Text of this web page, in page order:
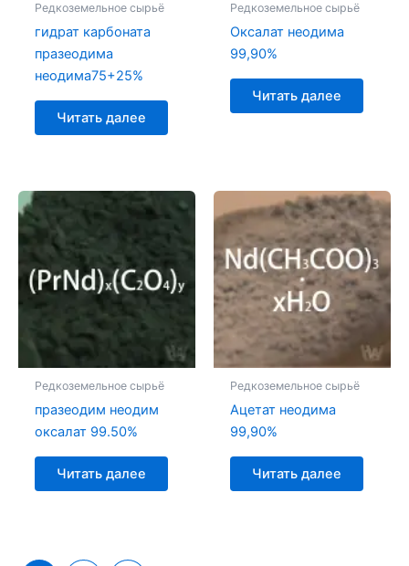
Редкоземельное сырьё
гидрат карбоната
празеодима
неодима75+25%
Читать далее
Редкоземельное сырьё
Оксалат неодима
99,90%
Читать далее
Редкоземельное сырьё
празеодим неодим
оксалат 99.50%
Читать далее
Редкоземельное сырьё
Ацетат неодима
99,90%
Читать далее